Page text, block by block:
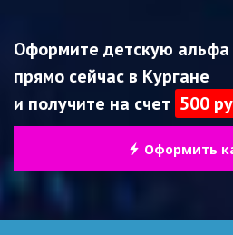
Оформите детскую альфа
прямо сейчас в Кургане
и получите на счет 500
Оформить